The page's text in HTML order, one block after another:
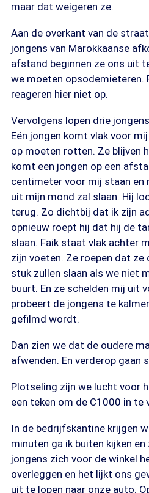
maar dat weigeren ze.
Aan de overkant van de
jongens van Marokkaanse
afstand beginnen ze ons uit
we moeten opsodemieteren.
reageren hier niet op.
Vervolgens lopen drie
Eén jongen komt vlak voor
op moeten rotten. Ze blijven
komt een jongen op een
centimeter voor mij staan en
uit mijn mond zal slaan. Hij
terug. Zo dichtbij dat ik zijn
opnieuw roept hij dat hij de
slaan. Faik staat vlak achter
zijn voeten. Ze roepen dat
stuk zullen slaan als we niet
buurt. En ze schelden mij uit
probeert de jongens te
gefilmd wordt.
Dan zien we dat de oudere
afwenden. En verderop gaan
Plotseling zijn we lucht voor
een teken om de C1000 in te
In de bedrijfskantine krijgen
minuten ga ik buiten kijken
jongens zich voor de winkel
overleggen en het lijkt ons
uit te lopen naar onze auto.